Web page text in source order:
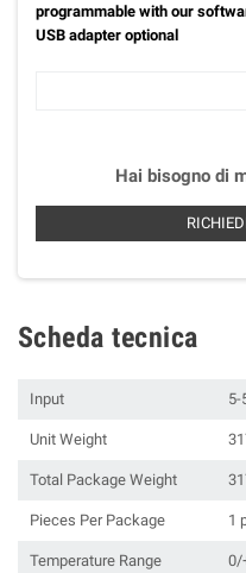
programmable with our
USB adapter optional
Hai bisogno di
Scheda tecnica
Input 5-
Unit Weight
Total Package Weight
Pieces Per Package 1
Temperature Range 0/